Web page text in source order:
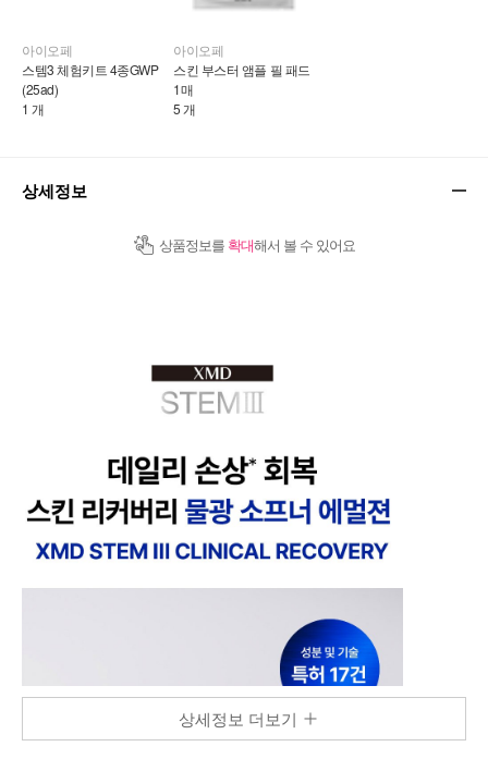
아이오페
스템3 체험키트 4종GWP
(25ad)
1 개
아이오페
스킨 부스터 앰플 필 패드
1매
5 개
상세정보
상품정보를 확대해서 볼 수 있어요
상세정보 더보기